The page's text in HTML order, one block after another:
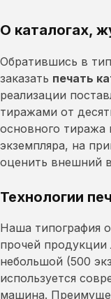
О каталогах,
Обратившись в
заказать печать
реализации
тиражами от
основного тиража
экземпляра, на
оценить внешний
Технологии
Наша типография
прочей
небольшой (500
используется
машина.